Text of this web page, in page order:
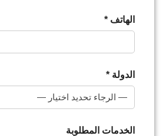
الهاتف *
الدولة *
الخدمات المطلوبة